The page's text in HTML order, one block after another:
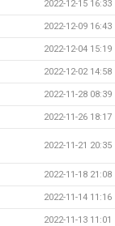
2022-12-15 16:33
2022-12-09 16:43
2022-12-04 15:19
2022-12-02 14:58
2022-11-28 08:39
2022-11-26 18:17
2022-11-21 20:35
2022-11-18 21:08
2022-11-14 11:16
2022-11-13 11:01